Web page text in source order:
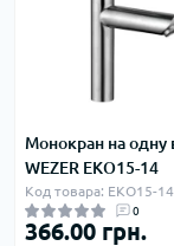
Монокран на одну
WEZER EKO15-14
Код товара: EKO15-14
0
366.00 грн.